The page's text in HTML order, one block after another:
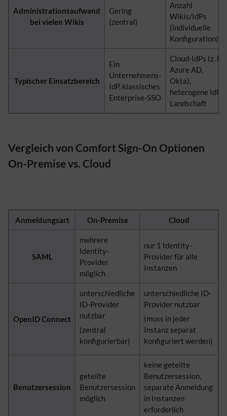
Administrationsaufwand
bei vielen Wikis
Gering
(zentral)
Anzahl
Wikis/IdPs
(individuelle
Konfiguration)
Typischer Einsatzbereich
Ein
Unternehmens-
IdP, klassisches
Enterprise-SSO
Cloud-IdPs (z. B.
Azure AD,
Okta),
heterogene IdP-
Landschaft
Vergleich von Comfort Sign-On Optionen
On-Premise vs. Cloud
Anmeldungsart On-Premise Cloud
SAML
mehrere
Identity-
Provider
möglich
nur 1 Identity-
Provider für alle
Instanzen
OpenID Connect
unterschiedliche
ID-Provider
nutzbar
(zentral
konfigurierbar)
unterschiedliche ID-
Provider nutzbar
(muss in jeder
Instanz separat
konfiguriert werden)
Benutzersession
geteilte
Benutzersession
möglich
keine geteilte
Benutzersession,
separate Anmeldung
in Instanzen
erforderlich